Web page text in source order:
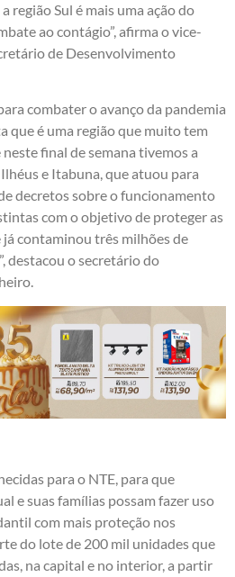
região Sul é mais uma ação do
ao contágio”, afirma o vice-
de Desenvolvimento
combater o avanço da pandemia
que é uma região que muito tem
final de semana tivemos a
e Itabuna, que atuou para
decretos sobre o funcionamento
com o objetivo de proteger as
já contaminou três milhões de
destacou o secretário do
para o NTE, para que
e suas famílias possam fazer uso
com mais proteção nos
do lote de 200 mil unidades que
na capital e no interior, a partir